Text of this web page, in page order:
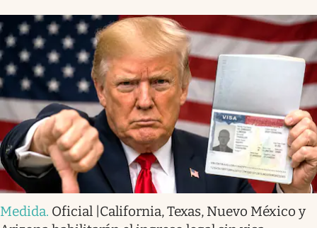
Medida. Oficial |California, Texas, Nuevo México y